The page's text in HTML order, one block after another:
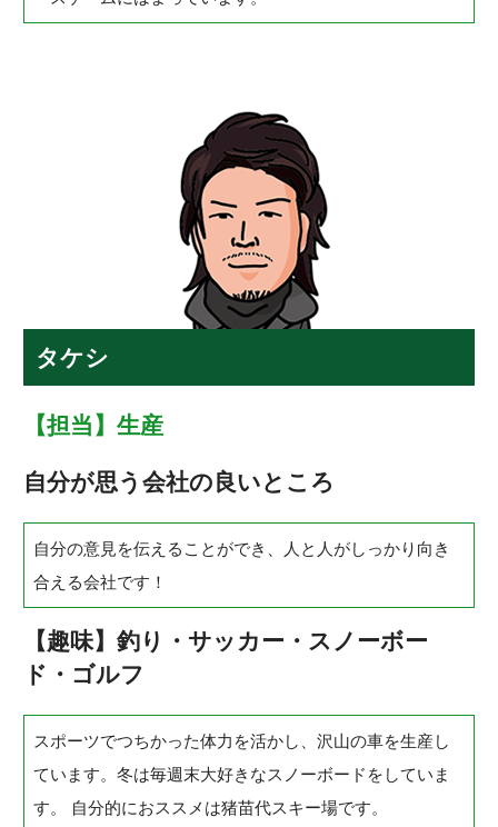
タケシ
【担当】生産
自分が思う会社の良いところ
自分の意見を伝えることができ、人と人がしっかり向き
合える会社です！
【趣味】釣り・サッカー・スノーボー
ド・ゴルフ
スポーツでつちかった体力を活かし、沢山の車を生産し
ています。冬は毎週末大好きなスノーボードをしていま
す。 自分的におススメは猪苗代スキー場です。